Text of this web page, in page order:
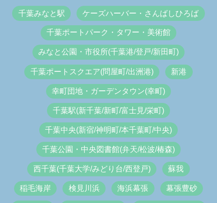
千葉みなと駅 ケーズハーバー・さんばしひろば
千葉ポートパーク・タワー・美術館
みなと公園・市役所(千葉港/登戸/新田町)
千葉ポートスクエア(問屋町/出洲港) 新港
幸町団地・ガーデンタウン(幸町)
千葉駅(新千葉/新町/富士見/栄町)
千葉中央(新宿/神明町/本千葉町/中央)
千葉公園・中央図書館(弁天/松波/椿森)
西千葉(千葉大学/みどり台/西登戸) 蘇我
稲毛海岸 検見川浜 海浜幕張 幕張豊砂